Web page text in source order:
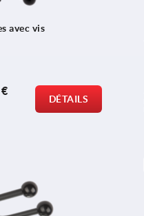
avec vis
DÉTAILS